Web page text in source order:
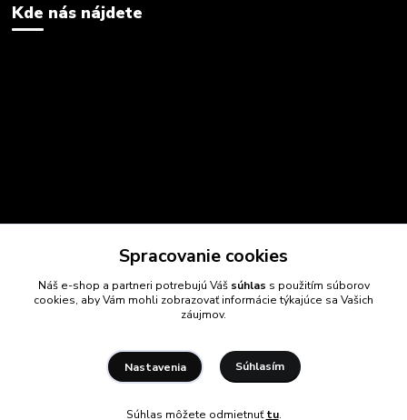
Kde nás nájdete
Spracovanie cookies
Náš e-shop a partneri potrebujú Váš súhlas s použitím súborov
cookies, aby Vám mohli zobrazovať informácie týkajúce sa Vašich
záujmov.
Nastavenia Súhlasím
Súhlas môžete odmietnuťtu.